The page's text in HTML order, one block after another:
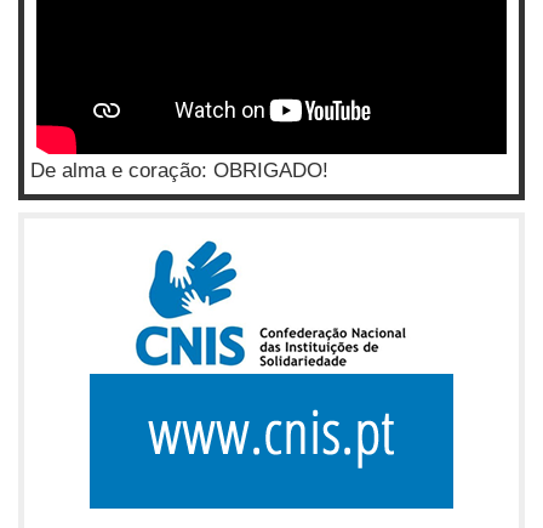
De alma e coração: OBRIGADO!